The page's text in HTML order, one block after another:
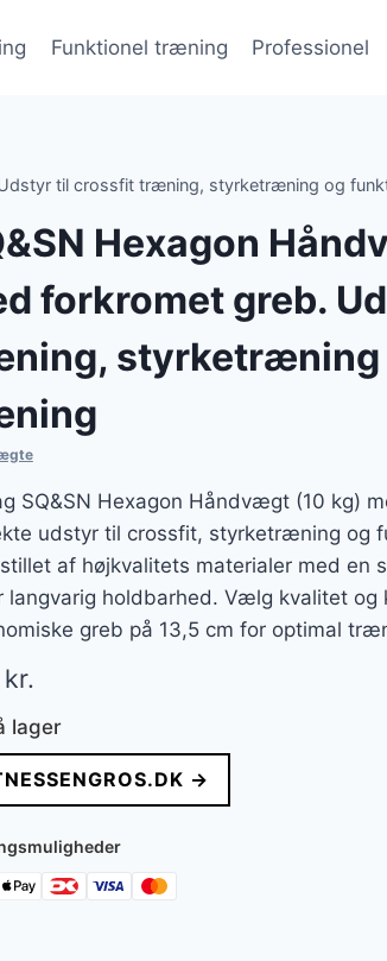
Funktionel træning Professionel
til crossfit træning, styrketræning og
Hexagon
forkromet greb.
styrketræning
SQ&SN Hexagon Håndvægt (10 kg)
udstyr til crossfit, styrketræning og
af højkvalitets materialer med
langvarig holdbarhed. Vælg kvalitet og
greb på 13,5 cm for optimal
kr.
lager
→